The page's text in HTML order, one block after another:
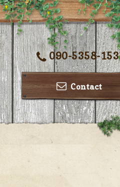
090-5358-
Contact